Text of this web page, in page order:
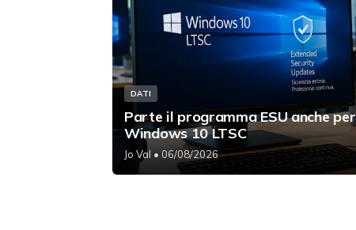
DATI
Parte il programma ESU anche per
Windows 10 LTSC
Jo Val • 06/08/2026